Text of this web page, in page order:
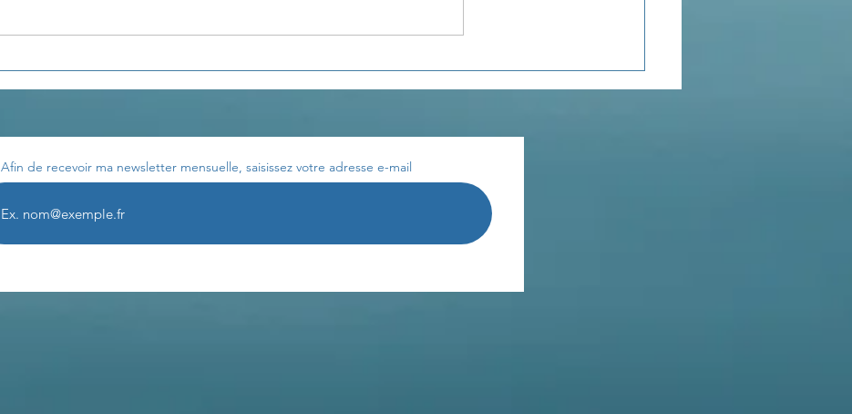
La pensée du jour... La pensée du jour...
Afin de recevoir ma newsletter mensuelle, saisissez votre adresse e-mail